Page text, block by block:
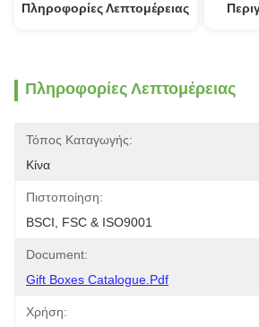
Πληροφορίες Λεπτομέρειας
Πληροφορίες Λεπτομέρειας
Τόπος Καταγωγής:
Κίνα
Πιστοποίηση:
BSCI, FSC & ISO9001
Document:
Gift Boxes Catalogue.pdf
Χρήση: